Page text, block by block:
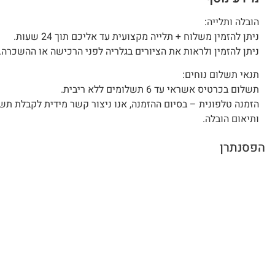
הובלה ותלייה:
ניתן להזמין משלוח + תלייה מקצועית עד אליכם תוך 24 שעות.
ניתן להזמין ולראות את הציורים בגלריה לפני הרכישה או
תנאי תשלום נוחים:
תשלום בכרטיס אשראי עד 6 תשלומים ללא ריבית.
הזמנה טלפונית – בסיום ההזמנה, אנו ניצור קשר מידית לקבלת
ותיאום הובלה.
הפסנתרן